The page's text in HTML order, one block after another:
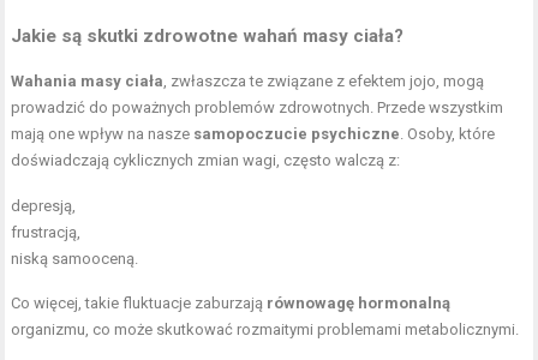
Jakie są skutki zdrowotne wahań masy ciała?
Wahania masy ciała , zwłaszcza te związane z efektem jojo, mogą
prowadzić do poważnych problemów zdrowotnych. Przede wszystkim
mają one wpływ na nasze samopoczucie psychiczne . Osoby, które
doświadczają cyklicznych zmian wagi, często walczą z:
depresją,
frustracją,
niską samooceną.
Co więcej, takie fluktuacje zaburzają równowagę hormonalną
organizmu, co może skutkować rozmaitymi problemami metabolicznymi.